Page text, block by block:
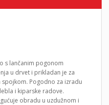
s lančanim pogonom
u drvet i prikladan je za
Pogodno za izradu
i kiparske radove.
obradu u uzdužnom i